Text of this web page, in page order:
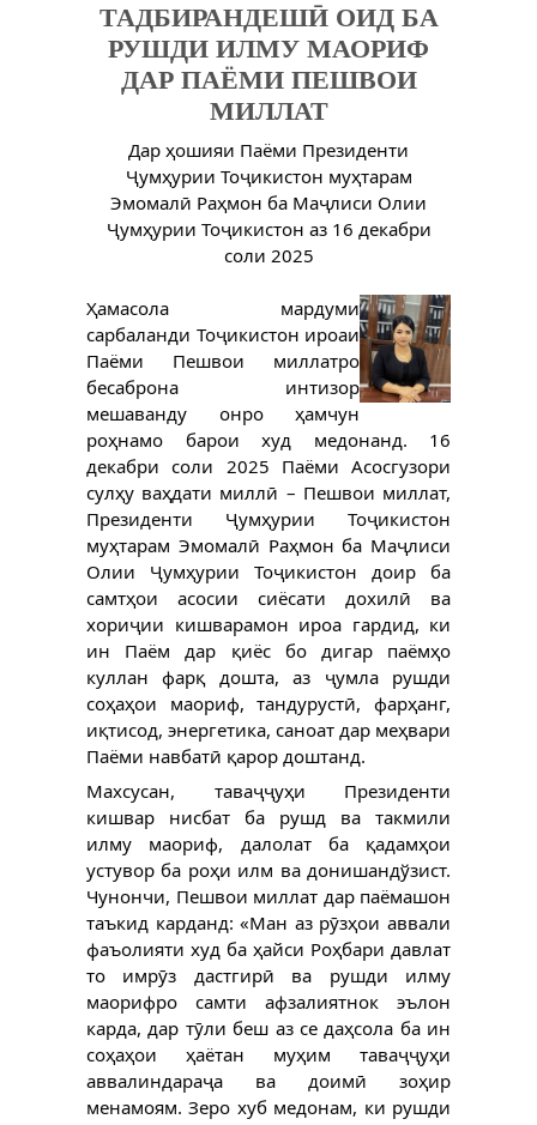
ТАДБИРАНДЕШӢ ОИД БА
РУШДИ ИЛМУ МАОРИФ
ДАР ПАЁМИ ПЕШВОИ
МИЛЛАТ
Дар ҳошияи Паёми Президенти
Ҷумҳурии Тоҷикистон муҳтарам
Эмомалӣ Раҳмон ба Маҷлиси Олии
Ҷумҳурии Тоҷикистон аз 16 декабри
соли 2025
Ҳамасола мардуми
сарбаланди Тоҷикистон ироаи
Паёми Пешвои миллатро
бесаброна интизор
мешаванду онро ҳамчун
роҳнамо барои худ медонанд. 16
декабри соли 2025 Паёми Асосгузори
сулҳу ваҳдати миллӣ – Пешвои миллат,
Президенти Ҷумҳурии Тоҷикистон
муҳтарам Эмомалӣ Раҳмон ба Маҷлиси
Олии Ҷумҳурии Тоҷикистон доир ба
самтҳои асосии сиёсати дохилӣ ва
хориҷии кишварамон ироа гардид, ки
ин Паём дар қиёс бо дигар паёмҳо
куллан фарқ дошта, аз ҷумла рушди
соҳаҳои маориф, тандурустӣ, фарҳанг,
иқтисод, энергетика, саноат дар меҳвари
Паёми навбатӣ қарор доштанд.
Махсусан, таваҷҷуҳи Президенти
кишвар нисбат ба рушд ва такмили
илму маориф, далолат ба қадамҳои
устувор ба роҳи илм ва донишандўзист.
Чунончи, Пешвои миллат дар паёмашон
таъкид карданд: «Ман аз рӯзҳои аввали
фаъолияти худ ба ҳайси Роҳбари давлат
то имрӯз дастгирӣ ва рушди илму
маорифро самти афзалиятнок эълон
карда, дар тӯли беш аз се даҳсола ба ин
соҳаҳои ҳаётан муҳим таваҷҷуҳи
аввалиндараҷа ва доимӣ зоҳир
менамоям. Зеро хуб медонам, ки рушди